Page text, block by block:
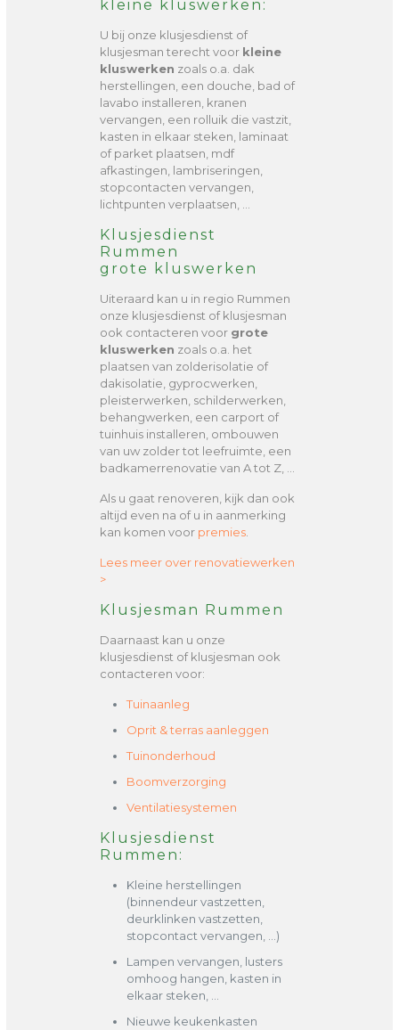
kleine kluswerken:
U bij onze klusjesdienst of
klusjesman terecht voor kleine
kluswerken zoals o.a. dak
herstellingen, een douche, bad of
lavabo installeren, kranen
vervangen, een rolluik die vastzit,
kasten in elkaar steken, laminaat
of parket plaatsen, mdf
afkastingen, lambriseringen,
stopcontacten vervangen,
lichtpunten verplaatsen, …
Klusjesdienst
Rummen
grote kluswerken
Uiteraard kan u in regio Rummen
onze klusjesdienst of klusjesman
ook contacteren voor grote
kluswerken zoals o.a. het
plaatsen van zolderisolatie of
dakisolatie, gyprocwerken,
pleisterwerken, schilderwerken,
behangwerken, een carport of
tuinhuis installeren, ombouwen
van uw zolder tot leefruimte, een
badkamerrenovatie van A tot Z, …
Als u gaat renoveren, kijk dan ook
altijd even na of u in aanmerking
kan komen voor premies.
Lees meer over renovatiewerken
>
Klusjesman Rummen
Daarnaast kan u onze
klusjesdienst of klusjesman ook
contacteren voor:
Tuinaanleg
Oprit & terras aanleggen
Tuinonderhoud
Boomverzorging
Ventilatiesystemen
Klusjesdienst
Rummen:
Kleine herstellingen
(binnendeur vastzetten,
deurklinken vastzetten,
stopcontact vervangen, …)
Lampen vervangen, lusters
omhoog hangen, kasten in
elkaar steken, …
Nieuwe keukenkasten